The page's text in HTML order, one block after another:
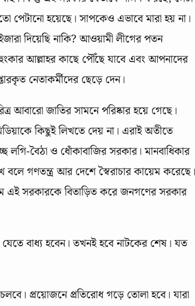
পেটানো হয়েছে। সাপকেও এভাবে মারা হয় না।
দিয়েছি নাকি? আওয়ামী লীগের পতন
আল্লাহর কাছে পৌঁছে যাবে এবং আপনাদের
নেতাকর্মীদের ছেড়ে দেন।
আবারো জাতির সামনে পরিষ্কার হয়ে গেছে।
কিছুই লিখতে দেয় না। এরাই অতীতে
বৈঠা ও ধোঁকাবাজির সরকার। মানবাধিকার
গণতন্ত্র আর দেশে স্বৈরাচার কায়েম করেছে।
এই সরকারকে বিতাড়িত করে জনগণের সরকার
বাধ্য হবেন। তখনই হবে নাটকের শেষ। যত
প্রয়োজনে প্রতিরোধ গড়ে তোলা হবে। যারা